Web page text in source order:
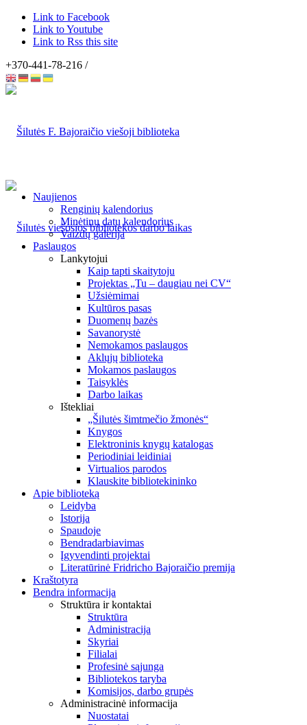
Link to Facebook
Link to Youtube
Link to Rss this site
+370-441-78-216 /
Naujienos
Renginių kalendorius
Minėtinų datų kalendorius
Vaizdų galerija
Paslaugos
Lankytojui
Kaip tapti skaitytoju
Projektas „Tu – daugiau nei CV“
Užsiėmimai
Kultūros pasas
Duomenų bazės
Savanorystė
Nemokamos paslaugos
Aklųjų biblioteka
Mokamos paslaugos
Taisyklės
Darbo laikas
Ištekliai
„Šilutės šimtmečio žmonės“
Knygos
Elektroninis knygų katalogas
Periodiniai leidiniai
Virtualios parodos
Klauskite bibliotekininko
Apie biblioteką
Leidyba
Istorija
Spaudoje
Bendradarbiavimas
Įgyvendinti projektai
Literatūrinė Fridricho Bajoraičio premija
Kraštotyra
Bendra informacija
Struktūra ir kontaktai
Struktūra
Administracija
Skyriai
Filialai
Profesinė sąjunga
Bibliotekos taryba
Komisijos, darbo grupės
Administracinė informacija
Nuostatai